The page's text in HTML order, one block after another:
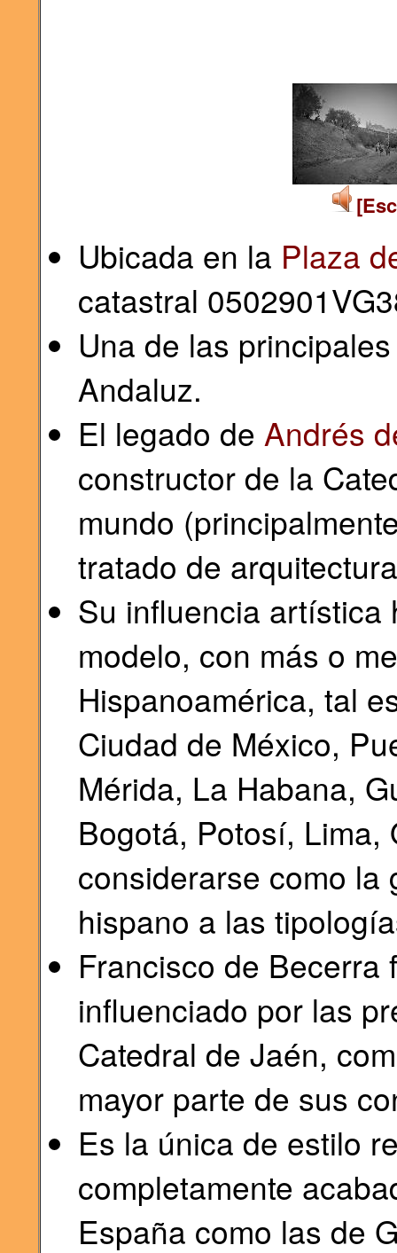
Ubicada en la Plaza
catastral
Una de las
Andaluz.
El legado de Andrés
constructor de la
mundo
tratado de
Su influencia artística
modelo, con más o
Hispanoamérica, tal
Ciudad de México,
Mérida, La Habana,
Bogotá, Potosí, Lima,
considerarse como la
hispano a las
Francisco de
influenciado por las
Catedral de Jaén,
mayor parte de sus
Es la única de estilo
completamente
España como las de